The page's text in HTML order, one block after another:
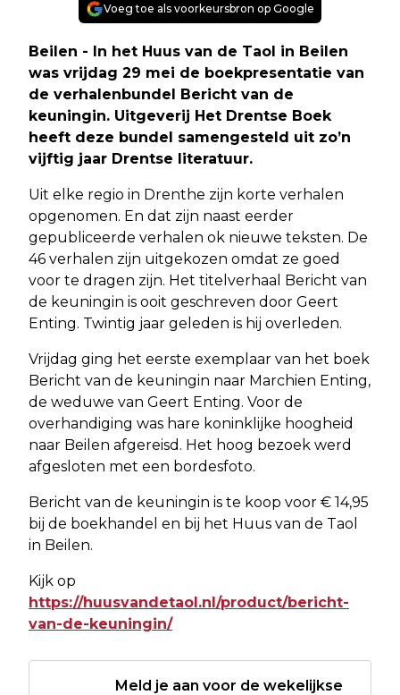
Voeg toe als voorkeursbron op Google
Beilen - In het Huus van de Taol in Beilen
was vrijdag 29 mei de boekpresentatie van
de verhalenbundel Bericht van de
keuningin. Uitgeverij Het Drentse Boek
heeft deze bundel samengesteld uit zo’n
vijftig jaar Drentse literatuur.
Uit elke regio in Drenthe zijn korte verhalen
opgenomen. En dat zijn naast eerder
gepubliceerde verhalen ok nieuwe teksten. De
46 verhalen zijn uitgekozen omdat ze goed
voor te dragen zijn. Het titelverhaal Bericht van
de keuningin is ooit geschreven door Geert
Enting. Twintig jaar geleden is hij overleden.
Vrijdag ging het eerste exemplaar van het boek
Bericht van de keuningin naar Marchien Enting,
de weduwe van Geert Enting. Voor de
overhandiging was hare koninklijke hoogheid
naar Beilen afgereisd. Het hoog bezoek werd
afgesloten met een bordesfoto.
Bericht van de keuningin is te koop voor € 14,95
bij de boekhandel en bij het Huus van de Taol
in Beilen.
Kijk op
https://huusvandetaol.nl/product/bericht-
van-de-keuningin/
Meld je aan voor de wekelijkse